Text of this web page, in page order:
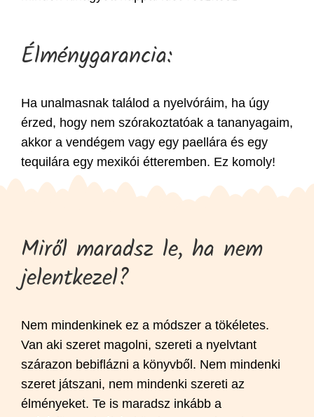
Élménygarancia:
Ha unalmasnak találod a nyelvóráim, ha úgy
érzed, hogy nem szórakoztatóak a tananyagaim,
akkor a vendégem vagy egy paellára és egy
tequilára egy mexikói étteremben. Ez komoly!
Miről maradsz le, ha nem
jelentkezel?
Nem mindenkinek ez a módszer a tökéletes.
Van aki szeret magolni, szereti a nyelvtant
szárazon bebiflázni a könyvből. Nem mindenki
szeret játszani, nem mindenki szereti az
élményeket. Te is maradsz inkább a